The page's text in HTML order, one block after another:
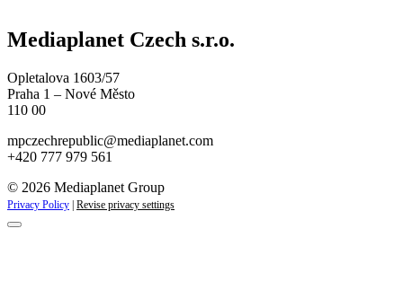
Mediaplanet Czech s.r.o.
Opletalova 1603/57
Praha 1 – Nové Město
110 00
mpczechrepublic@mediaplanet.com
+420 777 979 561
© 2026 Mediaplanet Group
Privacy Policy | Revise privacy settings